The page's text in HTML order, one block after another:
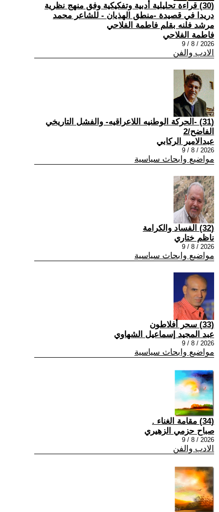
(30) قراءة تحليلية أدبية وتفكيكية وفق منهج نظرية
دريدا في قصيدة -منطق الهذيان - للشاعر محمد
مرشد فلنه بقلم فاطمة الفلاحي
فاطمة الفلاحي
2026 / 8 / 9
الادب والفن
(31) -الحركة الوطنيه اللاعراقيه- والفشل التاريخي
الفاضح/2
عبدالامير الركابي
2026 / 8 / 9
مواضيع وابحاث سياسية
(32) الفساد والكرامة
ناظم ختاري
2026 / 8 / 9
مواضيع وابحاث سياسية
(33) سحر أفلاطون
عبد المجيد إسماعيل الشهاوي
2026 / 8 / 9
مواضيع وابحاث سياسية
(34) مقامة الغناء .
صباح حزمي الزهيري
2026 / 8 / 9
الادب والفن